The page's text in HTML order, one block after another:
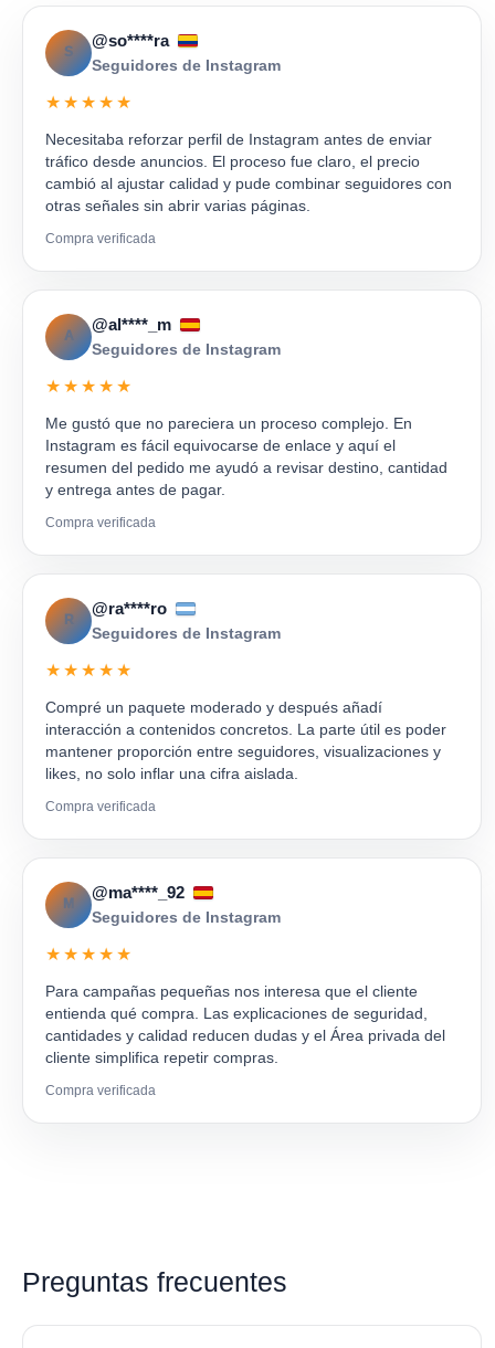
S
@so****ra
Seguidores de Instagram
★★★★★
Necesitaba reforzar perfil de Instagram antes de enviar
tráfico desde anuncios. El proceso fue claro, el precio
cambió al ajustar calidad y pude combinar seguidores con
otras señales sin abrir varias páginas.
Compra verificada
A
@al****_m
Seguidores de Instagram
★★★★★
Me gustó que no pareciera un proceso complejo. En
Instagram es fácil equivocarse de enlace y aquí el
resumen del pedido me ayudó a revisar destino, cantidad
y entrega antes de pagar.
Compra verificada
R
@ra****ro
Seguidores de Instagram
★★★★★
Compré un paquete moderado y después añadí
interacción a contenidos concretos. La parte útil es poder
mantener proporción entre seguidores, visualizaciones y
likes, no solo inflar una cifra aislada.
Compra verificada
M
@ma****_92
Seguidores de Instagram
★★★★★
Para campañas pequeñas nos interesa que el cliente
entienda qué compra. Las explicaciones de seguridad,
cantidades y calidad reducen dudas y el Área privada del
cliente simplifica repetir compras.
Compra verificada
Preguntas frecuentes